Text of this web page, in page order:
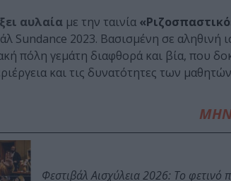
αυλαία με την ταινία
Sundance 2023. Βασισμένη σε αληθινή
πόλη γεμάτη διαφθορά και βία, που
και τις δυνατότητες των
ΜΗΝ
Φεστιβάλ Αισχύλεια 2026: Το φετινό